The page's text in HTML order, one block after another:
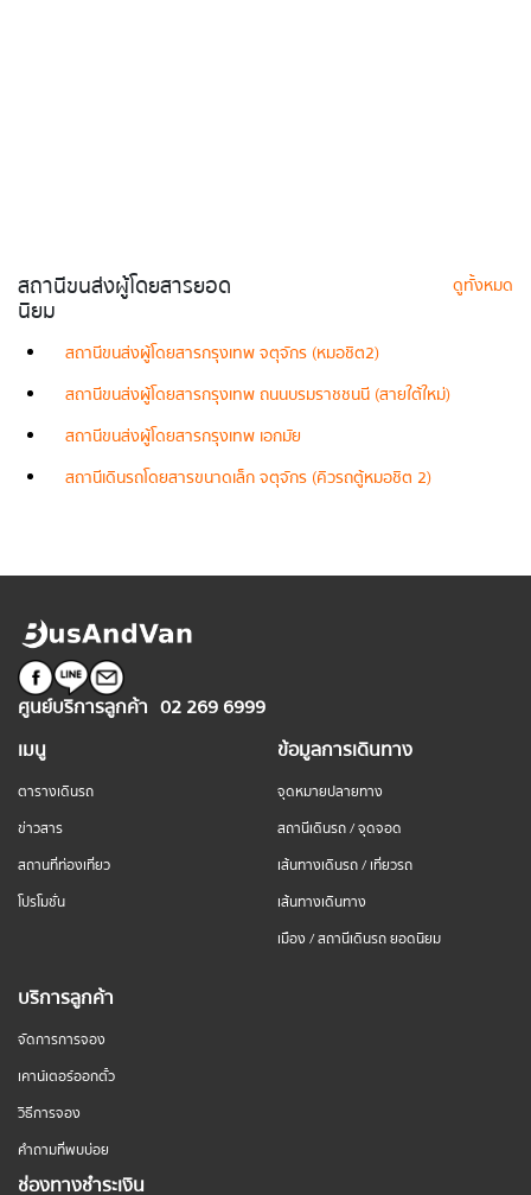
สถานีขนส่งผู้โดยสารยอด
นิยม
ดูทั้งหมด
สถานีขนส่งผู้โดยสารกรุงเทพ จตุจักร (หมอชิต2)
สถานีขนส่งผู้โดยสารกรุงเทพ ถนนบรมราชชนนี (สายใต้ใหม่)
สถานีขนส่งผู้โดยสารกรุงเทพ เอกมัย
สถานีเดินรถโดยสารขนาดเล็ก จตุจักร (คิวรถตู้หมอชิต 2)
ศูนย์บริการลูกค้า 02 269 6999
เมนู
ตารางเดินรถ
ข่าวสาร
สถานที่ท่องเที่ยว
โปรโมชั่น
ข้อมูลการเดินทาง
จุดหมายปลายทาง
สถานีเดินรถ / จุดจอด
เส้นทางเดินรถ / เที่ยวรถ
เส้นทางเดินทาง
เมือง / สถานีเดินรถ ยอดนิยม
บริการลูกค้า
จัดการการจอง
เคาน์เตอร์ออกตั๋ว
วิธีการจอง
คำถามที่พบบ่อย
ช่องทางชำระเงิน